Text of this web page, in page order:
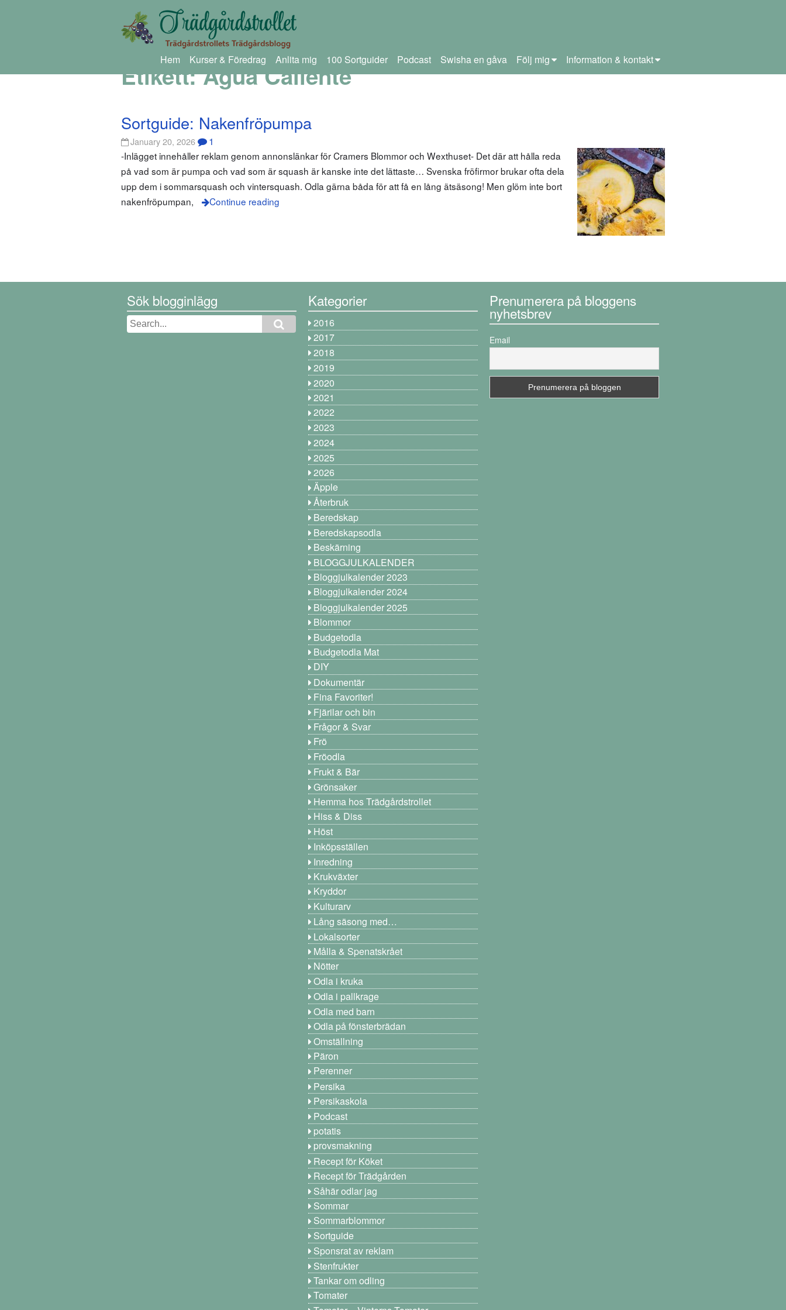
Hem Kurser & Föredrag Anlita mig 100 Sortguider Podcast Swisha en gåva Följ mig Information & kontakt
Etikett:Agua Caliente
Sortguide: Nakenfröpumpa
January 20, 2026 1
-Inlägget innehåller reklam genom annonslänkar för Cramers Blommor och Wexthuset- Det där att hålla reda
på vad som är pumpa och vad som är squash är kanske inte det lättaste… Svenska fröfirmor brukar ofta dela
upp dem i sommarsquash och vintersquash. Odla gärna båda för att få en lång ätsäsong! Men glöm inte bort
nakenfröpumpan,
Continue reading
Sök blogginlägg Kategorier
2016
2017
2018
2019
2020
2021
2022
2023
2024
2025
2026
Äpple
Återbruk
Beredskap
Beredskapsodla
Beskärning
BLOGGJULKALENDER
Bloggjulkalender 2023
Bloggjulkalender 2024
Bloggjulkalender 2025
Blommor
Budgetodla
Budgetodla Mat
DIY
Dokumentär
Fina Favoriter!
Fjärilar och bin
Frågor & Svar
Frö
Fröodla
Frukt & Bär
Grönsaker
Hemma hos Trädgårdstrollet
Hiss & Diss
Höst
Inköpsställen
Inredning
Krukväxter
Kryddor
Kulturarv
Lång säsong med…
Lokalsorter
Målla & Spenatskrået
Nötter
Odla i kruka
Odla i pallkrage
Odla med barn
Odla på fönsterbrädan
Omställning
Päron
Perenner
Persika
Persikaskola
Podcast
potatis
provsmakning
Recept för Köket
Recept för Trädgården
Såhär odlar jag
Sommar
Sommarblommor
Sortguide
Sponsrat av reklam
Stenfrukter
Tankar om odling
Tomater
Prenumerera på bloggens
nyhetsbrev
Email